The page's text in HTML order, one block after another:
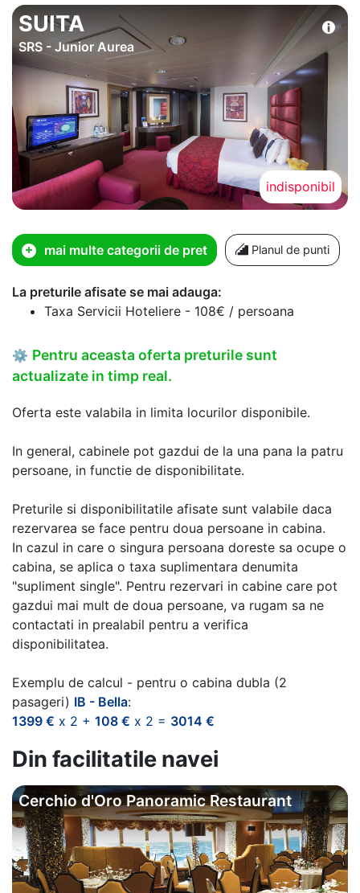
SUITA
SRS - Junior Aurea
indisponibil
mai multe categorii de pret Planul de punti
La preturile afisate se mai adauga:
Taxa Servicii Hoteliere - 108€ / persoana
⚙ Pentru aceasta oferta preturile sunt
actualizate in timp real.
Oferta este valabila in limita locurilor disponibile.
In general, cabinele pot gazdui de la una pana la patru
persoane, in functie de disponibilitate.
Preturile si disponibilitatile afisate sunt valabile daca
rezervarea se face pentru doua persoane in cabina.
In cazul in care o singura persoana doreste sa ocupe o
cabina, se aplica o taxa suplimentara denumita
"supliment single". Pentru rezervari in cabine care pot
gazdui mai mult de doua persoane, va rugam sa ne
contactati in prealabil pentru a verifica
disponibilitatea.
Exemplu de calcul - pentru o cabina dubla (2
pasageri) IB - Bella:
1399 € x 2 + 108 € x 2 = 3014 €
Din facilitatile navei
Cerchio d'Oro Panoramic Restaurant